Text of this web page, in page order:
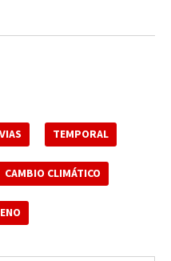
TEMPORAL
CAMBIO CLIMÁTICO